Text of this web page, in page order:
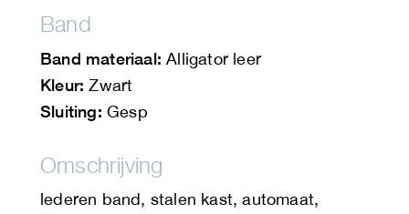
Band
Band materiaal: Alligator leer
Kleur: Zwart
Sluiting: Gesp
Omschrijving
lederen band, stalen kast, automaat,